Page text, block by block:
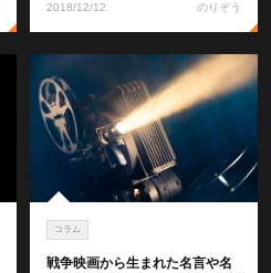
2018/12/12 のりぞう
コラム
戦争映画から生まれた名言や名